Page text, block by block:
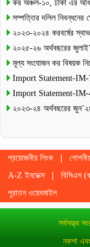
কর অঞ্চল-১০, ঢাকা এর
সম্পত্তির দলিল নিবন্ধনের
২০২৩-২০২৪ করবর্ষের
২০২৫-২৬ অর্থবছরের
মূল্য সংযোজন কর বিষয়ক
Import Statement-
Import Statement-
২০২৩-২৪ অর্থবছরের
প্রয়োজনীয় লিংক
A-Z ইনডেক্স
বিসিএস
পুরাতন ওয়েবমাইল
সর্বসত্ত্ব
নকশা